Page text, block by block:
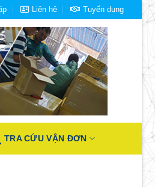
Liên hệ Tuyển dụng
TRA CỨU VẬN ĐƠN